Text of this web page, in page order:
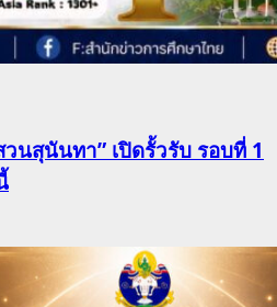
นสุนันทา” เปิดรั้วรับ รอบที่ 1